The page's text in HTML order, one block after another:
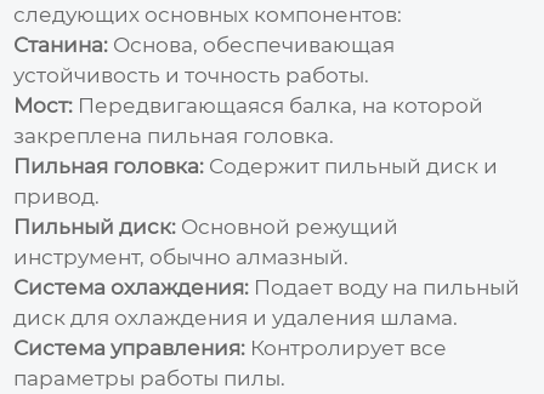
следующих основных компонентов:
Станина: Основа, обеспечивающая
устойчивость и точность работы.
Мост: Передвигающаяся балка, на которой
закреплена пильная головка.
Пильная головка: Содержит пильный диск и
привод.
Пильный диск: Основной режущий
инструмент, обычно алмазный.
Система охлаждения: Подает воду на пильный
диск для охлаждения и удаления шлама.
Система управления: Контролирует все
параметры работы пилы.